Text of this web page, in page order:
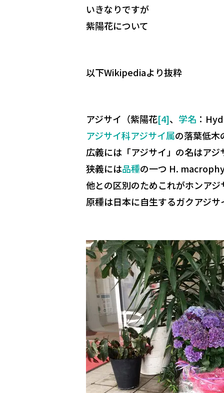
いきなりですが
紫陽花について
以下Wikipediaより抜粋
アジサイ （紫陽花[4]、 学名 ：
アジサイ科アジサイ属の落葉低木
広義には「アジサイ」の名はア
狭義には品種の一つ H.
他との区別のためこれがホンアジ
原種は日本に自生するガクアジサ